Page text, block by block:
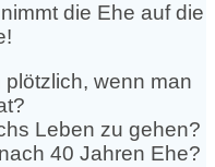
die Ehe auf die
wenn man
Leben zu gehen?
40 Jahren Ehe?